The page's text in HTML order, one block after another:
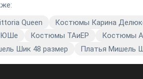
Queen
Костюмы Карина
Костюмы TAиЕР Костюмы
Шик 48 размер
Платья Мишель